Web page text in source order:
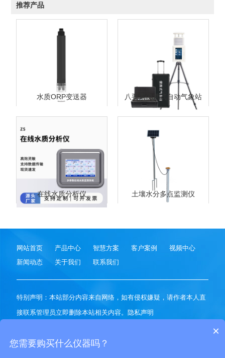
推荐产品
水质ORP变送器 八要素便携式自动气象站
在线水质分析仪 土壤水分多点监测仪
网站首页 产品中心 智慧方案 客户案例
视频中心
新闻动态
关于我们 联系我们
特别声明：本站部分内容来自网络，如有侵权嫌疑，请作者本人直
接联系管理员立即删除本站相关内容。隐私声明
客户喜爱的科技产品
×
您需要购买什么仪器吗？